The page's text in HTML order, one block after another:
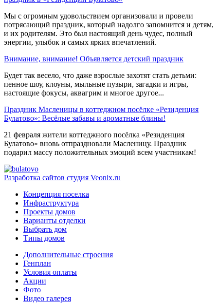
Мы с огромным удовольствием организовали и провели
потрясающий праздник, который надолго запомнится и детям,
и их родителям. Это был настоящий день чудес, полный
энергии, улыбок и самых ярких впечатлений.
Внимание, внимание! Объявляется детский праздник
Будет так весело, что даже взрослые захотят стать детьми:
пенное шоу, клоуны, мыльные пузыри, загадки и игры,
настоящие фокусы, аквагрим и многое другое...
Праздник Масленицы в коттеджном посёлке «Резиденция
Булатово»: Весёлые забавы и ароматные блины!
21 февраля жители коттеджного посёлка «Резиденция
Булатово» вновь отпраздновали Масленицу. Праздник
подарил массу положительных эмоций всем участникам!
Разработка сайтов студия Veonix.ru
Концепция поселка
Инфраструктура
Проекты домов
Варианты отделки
Выбрать дом
Типы домов
Дополнительные строения
Генплан
Условия оплаты
Акции
Фото
Видео галерея